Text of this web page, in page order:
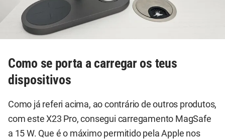
Como se porta a carregar os teus
dispositivos
Como já referi acima, ao contrário de outros produtos,
com este X23 Pro, consegui carregamento MagSafe
a 15 W. Que é o máximo permitido pela Apple nos